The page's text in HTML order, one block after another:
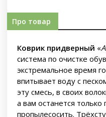
Про товар
Коврик придверный «
система по очистке
экстремальное время
впитывает воду с
эту смесь, в своих
а вам останется
пропылесосить.